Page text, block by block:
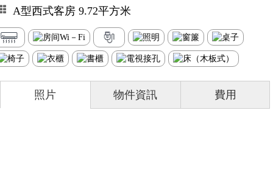
A型西式客房 9.72平方米
照片 物件資訊 費用